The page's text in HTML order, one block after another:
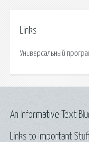
Links
Универсальный
Links to Important
An Informative Text